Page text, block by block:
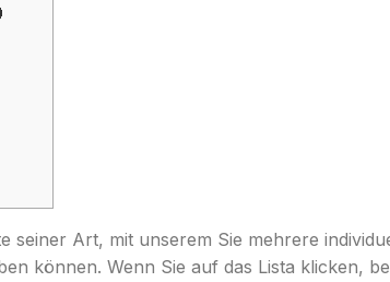
seiner Art, mit unserem Sie mehrere
können. Wenn Sie auf das Lista klicken,